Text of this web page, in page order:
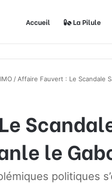
Accueil La Pilule
/ Affaire Fauvert : Le Scandale
le
politiques